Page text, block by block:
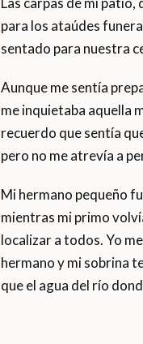
para los ataúdes
sentado para nuestra
Aunque me sentía
me inquietaba aquella
recuerdo que sentía
pero no me atrevía a
Mi hermano pequeño
mientras mi primo
localizar a todos. Yo
hermano y mi sobrina
que el agua del río